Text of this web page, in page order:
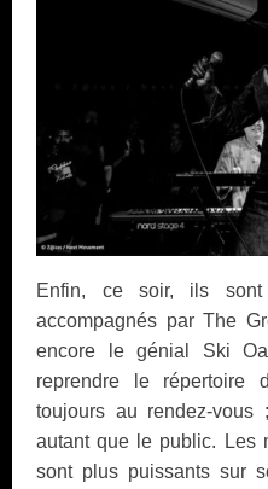
Enfin, ce soir, ils
accompagnés par The
encore le génial Ski
reprendre le répertoire
toujours au rendez-
autant que le public. Les
sont plus puissants sur